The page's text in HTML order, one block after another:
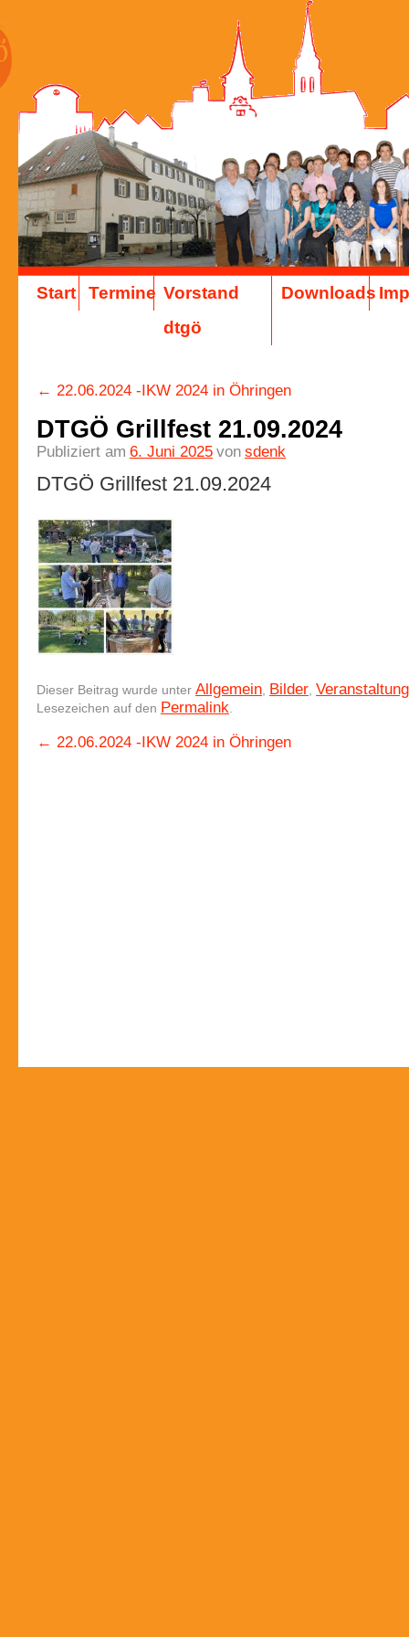
Start Termine Vorstand
dtgö
Downloads
← 22.06.2024 -IKW 2024 in Öhringen
DTGÖ Grillfest 21.09.2024
Publiziert am 6. Juni 2025 von sdenk
DTGÖ Grillfest 21.09.2024
Dieser Beitrag wurde unter Allgemein Bilder
Lesezeichen auf den Permalink
← 22.06.2024 -IKW 2024 in Öhringen